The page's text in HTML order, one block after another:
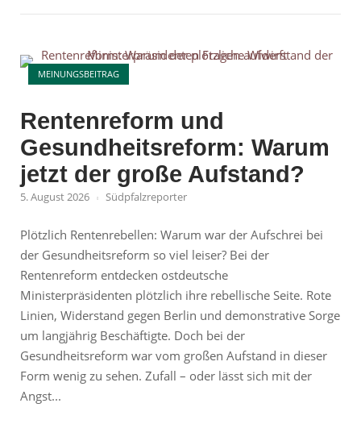
aus
Nachrichten
Rahmung
wird"
MEINUNGSBEITRAG
Open post
Rentenreform und
Gesundheitsreform: Warum
jetzt der große Aufstand?
5. August 2026 Südpfalzreporter
Plötzlich Rentenrebellen: Warum war der Aufschrei bei
der Gesundheitsreform so viel leiser? Bei der
Rentenreform entdecken ostdeutsche
Ministerpräsidenten plötzlich ihre rebellische Seite. Rote
Linien, Widerstand gegen Berlin und demonstrative Sorge
um langjährig Beschäftigte. Doch bei der
Gesundheitsreform war vom großen Aufstand in dieser
Form wenig zu sehen. Zufall – oder lässt sich mit der
Angst...